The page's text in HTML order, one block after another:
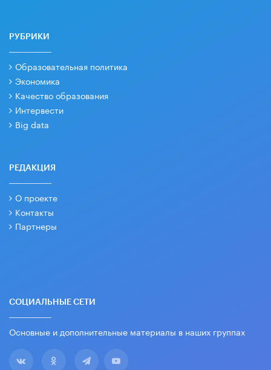
РУБРИКИ
Образовательная политика
Экономика
Качество образования
Интервести
Big data
РЕДАКЦИЯ
О проекте
Контакты
Партнеры
СОЦИАЛЬНЫЕ СЕТИ
Основные и дополнительные материалы в наших группах